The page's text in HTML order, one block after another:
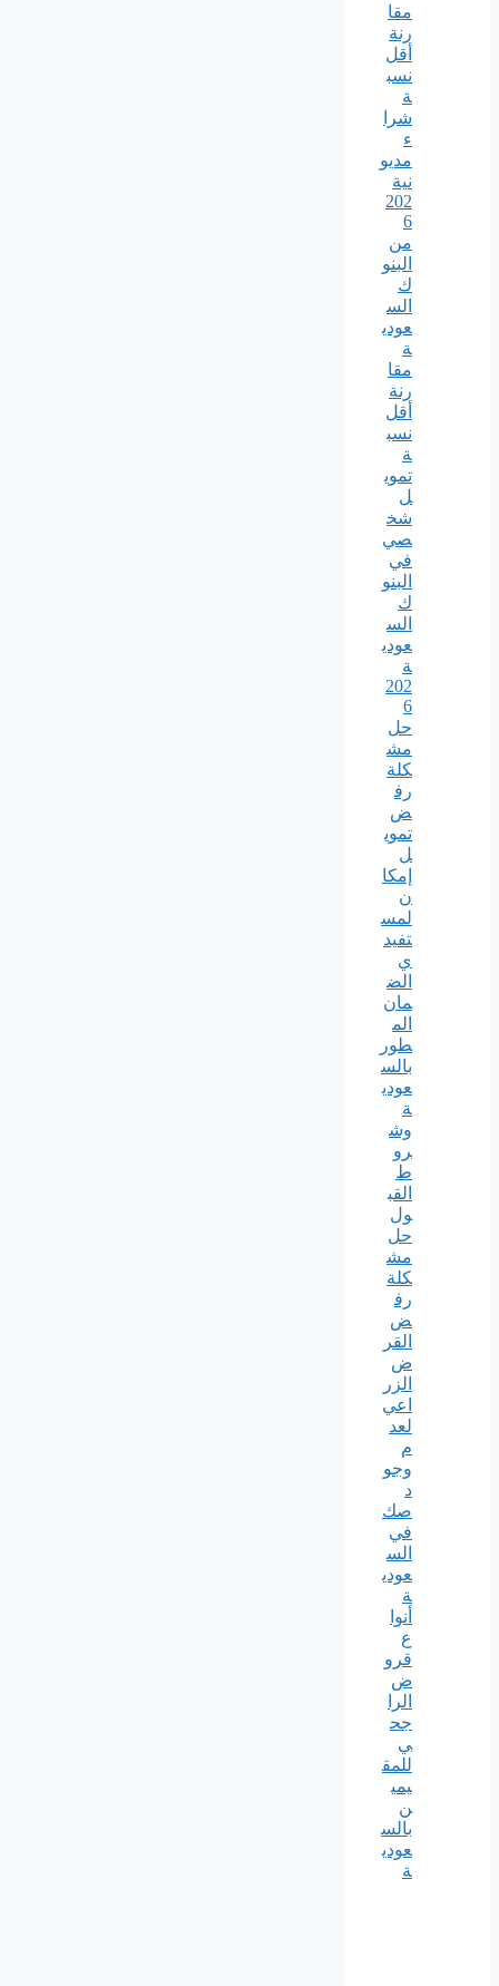
مقا
رنة
أقل
نسب
ة
شرا
ء
مديو
نية
202
6
من
البنو
ك
الس
عودي
ة
مقا
رنة
أقل
نسب
ة
تموي
ل
شخ
صي
في
البنو
ك
الس
عودي
ة
202
6
حل
مش
كلة
رف
ض
تموي
ل
إمكا
ن
لمس
تفيد
ي
الض
مان
الم
طور
بالس
عودي
ة
وش
رو
ط
القب
ول
حل
مش
كلة
رف
ض
القر
ض
الزر
اعي
لعد
م
وجو
د
صك
في
الس
عودي
ة
أنوا
ع
قرو
ض
الرا
جح
ي
للمق
يمي
ن
بالس
عودي
ة